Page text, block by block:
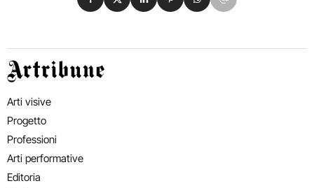
Artribune
Arti visive
Progetto
Professioni
Arti performative
Editoria